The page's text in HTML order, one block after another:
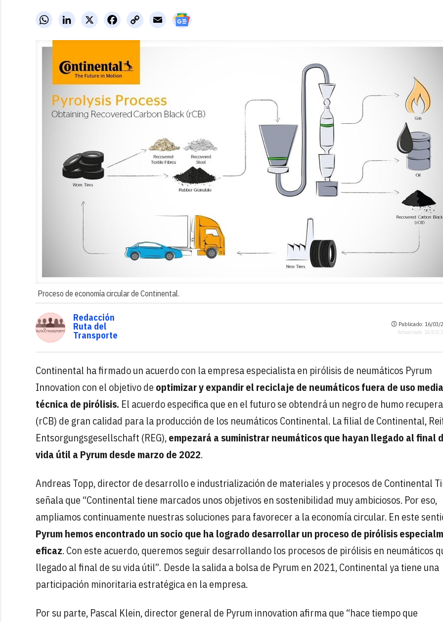
WhatsAppLinkedInX FacebookCopy
Link
Email
Proceso de economía circular de Continental.
Redacción
Ruta del
Transporte
Publicado: 16/03/
Actualizado: 16/03/
Continental ha firmado un acuerdo con la empresa especialista en pirólisis de neumáticos Pyrum
Innovation con el objetivo de optimizar y expandir el reciclaje de neumáticos fuera de uso
técnica de pirólisis. El acuerdo especifica que en el futuro se obtendrá un negro de humo
(rCB) de gran calidad para la producción de los neumáticos Continental. La filial de Continental,
Entsorgungsgesellschaft (REG),empezará a suministrar neumáticos que hayan llegado al final
vida útil a Pyrum desde marzo de 2022.
Andreas Topp, director de desarrollo e industrialización de materiales y procesos de Continental
señala que “Continental tiene marcados unos objetivos en sostenibilidad muy ambiciosos. Por eso,
ampliamos continuamente nuestras soluciones para favorecer a la economía circular. En este
Pyrum hemos encontrado un socio que ha logrado desarrollar un proceso de pirólisis
eficaz. Con este acuerdo, queremos seguir desarrollando los procesos de pirólisis en neumáticos
llegado al final de su vida útil”. Desde la salida a bolsa de Pyrum en 2021, Continental ya tiene una
participación minoritaria estratégica en la empresa.
Por su parte, Pascal Klein, director general de Pyrum innovation afirma que “hace tiempo que